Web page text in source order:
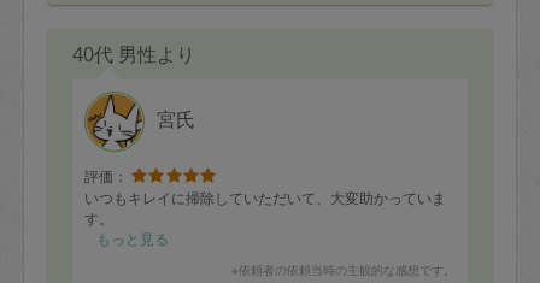
40代 男性より
宮氏
評価：
いつもキレイに掃除していただいて、大変助かっていま
す。
もっと見る
※依頼者の依頼当時の主観的な感想です。